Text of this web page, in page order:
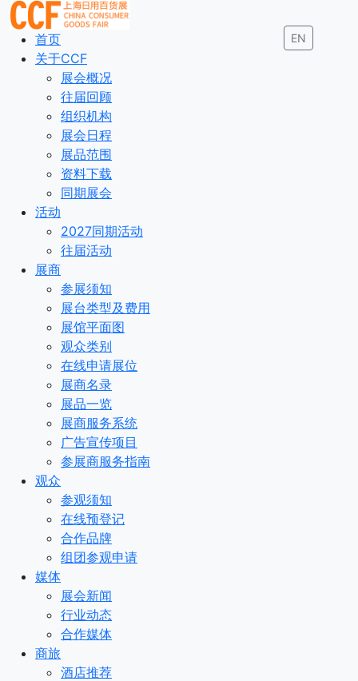
EN
首页
关于CCF
展会概况
往届回顾
组织机构
展会日程
展品范围
资料下载
同期展会
活动
2027同期活动
往届活动
展商
参展须知
展台类型及费用
展馆平面图
观众类别
在线申请展位
展商名录
展品一览
展商服务系统
广告宣传项目
参展商服务指南
观众
参观须知
在线预登记
合作品牌
组团参观申请
媒体
展会新闻
行业动态
合作媒体
商旅
酒店推荐